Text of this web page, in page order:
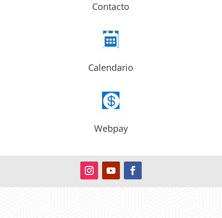
Contacto

Calendario

Webpay